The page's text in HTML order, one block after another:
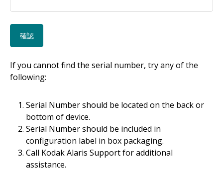
If you cannot find the serial number, try any of the
following:
Serial Number should be located on the back or
bottom of device.
Serial Number should be included in
configuration label in box packaging.
Call Kodak Alaris Support for additional
assistance.